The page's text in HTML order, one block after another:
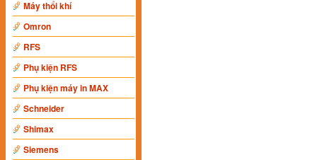
Máy thổi khí
Omron
RFS
Phụ kiện RFS
Phụ kiện máy in MAX
Schneider
Shimax
Siemens